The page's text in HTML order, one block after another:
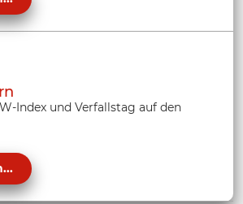
Index und Verfallstag auf den